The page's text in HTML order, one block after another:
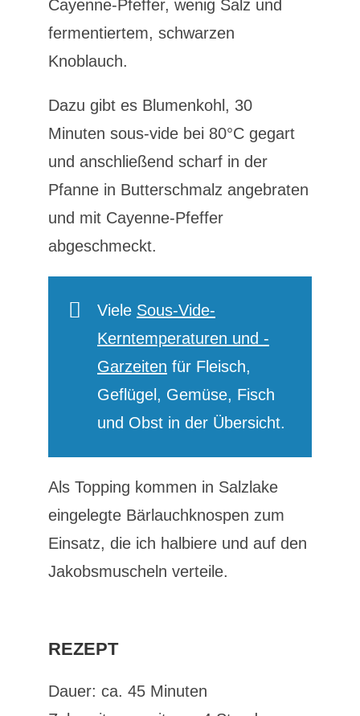
Cayenne-Pfeffer, wenig Salz und
fermentiertem, schwarzen
Knoblauch.
Dazu gibt es Blumenkohl, 30
Minuten sous-vide bei 80°C gegart
und anschließend scharf in der
Pfanne in Butterschmalz angebraten
und mit Cayenne-Pfeffer
abgeschmeckt.
Viele Sous-Vide-
Kerntemperaturen und -
Garzeiten für Fleisch,
Geflügel, Gemüse, Fisch
und Obst in der Übersicht.
Als Topping kommen in Salzlake
eingelegte Bärlauchknospen zum
Einsatz, die ich halbiere und auf den
Jakobsmuscheln verteile.
REZEPT
Dauer: ca. 45 Minuten